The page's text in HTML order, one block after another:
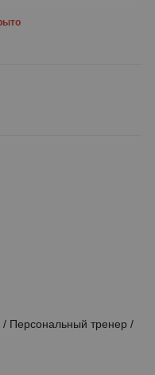
/ Персональный тренер /